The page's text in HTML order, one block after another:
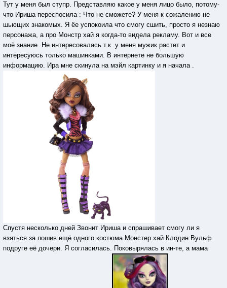
Тут у меня был ступр. Представляю какое у меня лицо было, потому-
что Ириша переспосила : Что не сможете? У меня к сожалению не
шьющих знакомых. Я ёе успокоила что смогу сшить, просто я незнаю
персонажа, а про Монстр хай я когда-то видела рекламу. Вот и все
моё знание. Не интересовалась т.к. у меня мужик растет и
интересуюсь только машинками. В интернете не большую
информацию. Ира мне скинула на мэйл картинку и я начала .
Спустя несколько дней Звонит Ириша и спрашивает смогу ли я
взяться за пошив ещё одного костюма Монстер хай Клодин Вульф
подруге её дочери. Я согласилась. Поковырялась в ин-те, а мама